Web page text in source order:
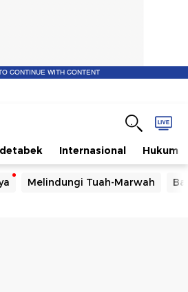
CONTINUE WITH CONTENT
Internasional Hukum
Melindungi Tuah-Marwah